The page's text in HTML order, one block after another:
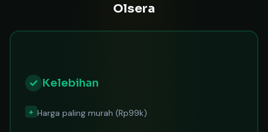
Olsera
✓ Kelebihan
+ Harga paling murah (Rp99k)